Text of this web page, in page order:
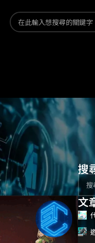
搜
文